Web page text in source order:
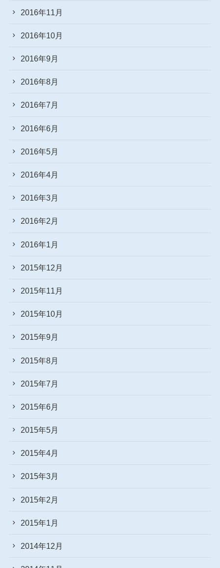
2016年11月
2016年10月
2016年9月
2016年8月
2016年7月
2016年6月
2016年5月
2016年4月
2016年3月
2016年2月
2016年1月
2015年12月
2015年11月
2015年10月
2015年9月
2015年8月
2015年7月
2015年6月
2015年5月
2015年4月
2015年3月
2015年2月
2015年1月
2014年12月